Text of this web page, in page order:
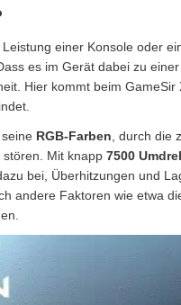
einer Konsole oder
es im Gerät dabei zu
Hier kommt beim
RGB-Farben , durch die
Mit knapp 7500
bei, Überhitzungen und
andere Faktoren wie etwa